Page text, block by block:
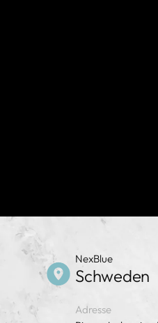
NexBlue
Schweden
Adresse